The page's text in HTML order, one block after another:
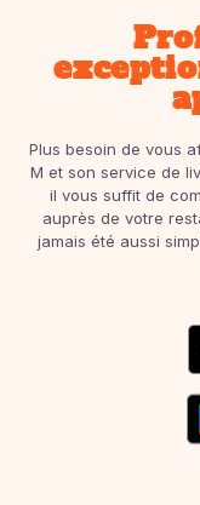
Plus besoin de vous
M et son service de
il vous suffit de
auprès de votre
jamais été aussi